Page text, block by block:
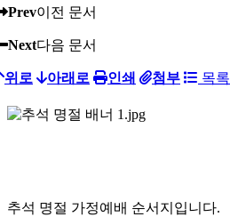
Prev이전 문서
Next다음 문서
위로 아래로 인쇄 첨부 목록
추석 명절 가정예배 순서지입니다.